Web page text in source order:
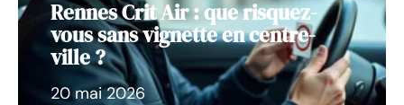
Rennes Crit Air : que risquez-
vous sans vignette en centre-
ville ?
20 mai 2026